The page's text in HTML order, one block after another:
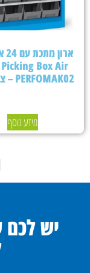
PERFOMAK02 – צבע כחול
מידע נוסף
יש לכם